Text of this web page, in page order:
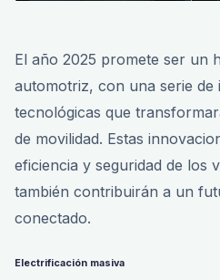
El año 2025 promete ser un
automotriz, con una serie de
tecnológicas que
de movilidad. Estas
eficiencia y seguridad de los
también contribuirán a un
conectado.
Electrificación masiva